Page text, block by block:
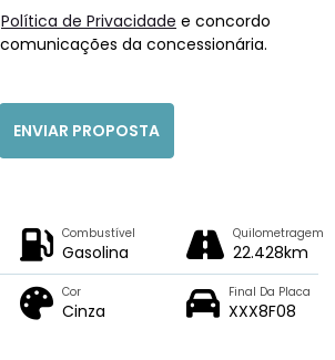
Política de Privacidade e concordo
da concessionária.
ENVIAR PROPOSTA
Combustível
Gasolina
Quilometragem
22.428km
Cor
Cinza
Final Da Placa
XXX8F08